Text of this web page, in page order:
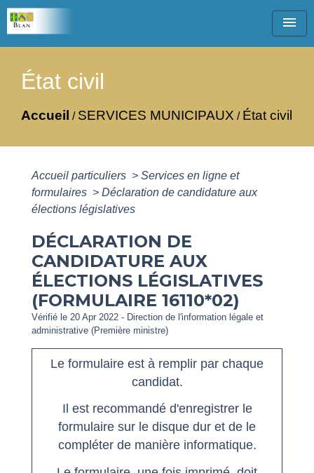
menu
État civil
Accueil / SERVICES MUNICIPAUX / État civil
Accueil particuliers > Services en ligne et
formulaires > Déclaration de candidature aux
élections législatives
DÉCLARATION DE
CANDIDATURE AUX
ÉLECTIONS LÉGISLATIVES
(FORMULAIRE 16110*02)
Vérifié le 20 Apr 2022 - Direction de l'information légale et
administrative (Première ministre)
Le formulaire est à remplir par chaque
candidat.
Il est recommandé d'enregistrer le
formulaire sur le disque dur et de le
compléter de manière informatique.